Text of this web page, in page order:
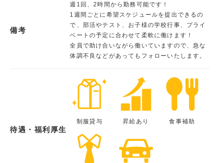
備考
週1回、2時間から勤務可能です！
1週間ごとに希望スケジュールを提出できるの
で、部活やテスト、お子様の学校行事、プライ
ベートの予定に合わせて柔軟に働けます！
全員で助け合いながら働いていますので、急な
体調不良などがあってもフォローいたします。
待遇・福利厚生
制服貸与 昇給あり 食事補助